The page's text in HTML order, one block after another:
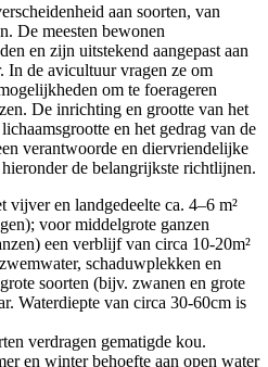
aan soorten, van
De meesten bewonen
en zijn uitstekend aangepast aan
In de avicultuur vragen ze om
om te foerageren
De inrichting en grootte van het
en het gedrag van de
verantwoorde en diervriendelijke
de belangrijkste richtlijnen.
vijver en landgedeelte ca. 4–6 m²
voor middelgrote ganzen
een verblijf van circa 10-20m²
schaduwplekken en
soorten (bijv. zwanen en grote
Waterdiepte van circa 30-60cm is
verdragen gematigde kou.
en winter behoefte aan open water